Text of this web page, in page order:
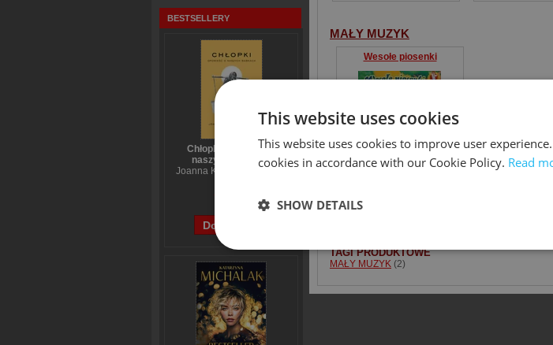
BESTSELLERY
Chłopki Opowieść o
naszych babkach
Joanna Kuciel-Frydryszak
70,44 zł
MAŁY MUZYK
Wesołe piosenki
TAGI PRODUKTOWE
MAŁY MUZYK (2)
This website uses cookies
This website uses cookies to improve user
cookies in accordance with our Cookie Policy. Read
SHOW DETAILS